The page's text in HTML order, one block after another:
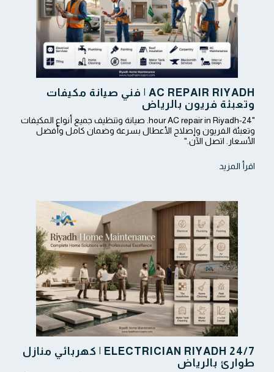
AC REPAIR RIYADH | فني صيانة مكيفات
وتعبئة فريون بالرياض
"24-hour AC repair in Riyadh. صيانة وتنظيف جميع أنواع المكيفات
وتعبئة الفريون وإصلاح الأعطال بسرعة وضمان كامل وأفضل
الأسعار. اتصل الآن."
اقرأ المزيد
ELECTRICIAN RIYADH 24/7 | كهربائي منازل
طوارئ بالرياض